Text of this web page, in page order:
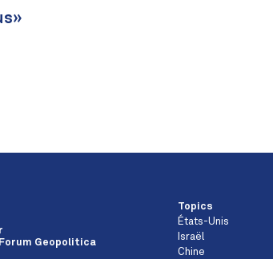
Geopolitica
Topics
États-Unis
Israël
Chine